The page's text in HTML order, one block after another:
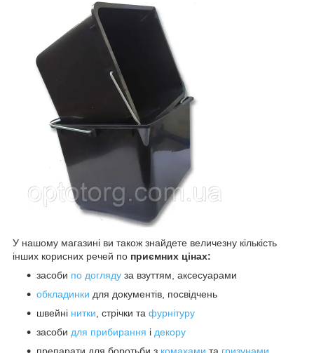
У нашому магазині ви також знайдете величезну кількість
інших корисних речей по приємних цінах:
засоби по догляду за взуттям, аксесуарами
обкладинки для документів, посвідчень
швейні нитки , стрічки та фурнітуру
засоби для прибирання і декору
препарати для боротьби з комахами та гризунами